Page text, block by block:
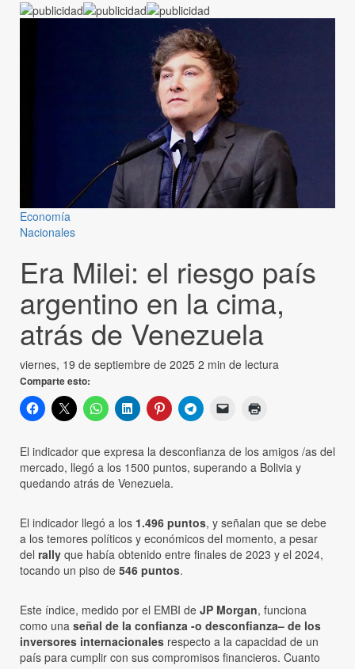
Economía
Nacionales
Era Milei: el riesgo país
argentino en la cima,
atrás de Venezuela
viernes, 19 de septiembre de 2025 2 min de lectura
Comparte esto:
El indicador que expresa la desconfianza de los amigos /as del
mercado, llegó a los 1500 puntos, superando a Bolivia y
quedando atrás de Venezuela.
El indicador llegó a los 1.496 puntos, y señalan que se debe
a los temores políticos y económicos del momento, a pesar
del rally que había obtenido entre finales de 2023 y el 2024,
tocando un piso de 546 puntos.
Este índice, medido por el EMBI de JP Morgan, funciona
como una señal de la confianza -o desconfianza– de los
inversores internacionales respecto a la capacidad de un
país para cumplir con sus compromisos financieros. Cuanto